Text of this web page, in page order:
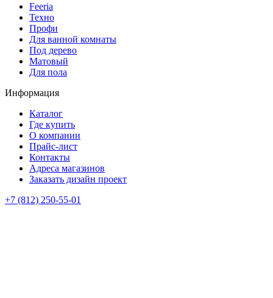
Feeria
Техно
Профи
Для ванной комнаты
Под дерево
Матовый
Для пола
Информация
Каталог
Где купить
О компании
Прайс-лист
Контакты
Адреса магазинов
Заказать дизайн проект
+7 (812) 250-55-01